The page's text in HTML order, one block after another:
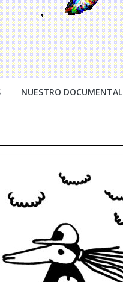
NUESTRO DOCUMENTAL